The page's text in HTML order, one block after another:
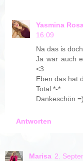
Yasmina
16:09
Na das is
Ja war auch
<3
Eben das hat
Total *-*
Dankeschön =)
Antworten
Marisa 2.